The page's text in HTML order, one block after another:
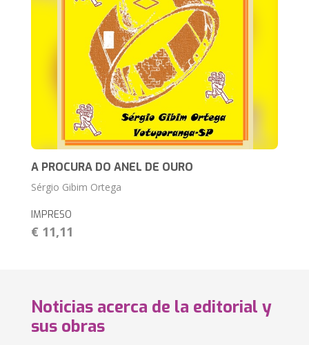
A PROCURA DO ANEL DE OURO
Sérgio Gibim Ortega
IMPRESO
€ 11,11
Noticias acerca de la editorial y
sus obras